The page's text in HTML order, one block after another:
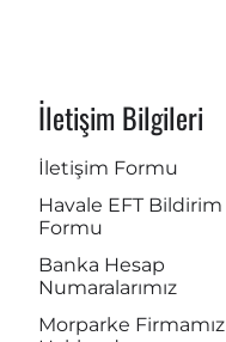
İletişim Bilgileri
İletişim Formu
Havale EFT Bildirim
Formu
Banka Hesap
Numaralarımız
Morparke Firmamız